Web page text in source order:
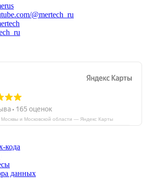
@mertech_ru
Москвы и Московской области — Яндекс Карты
кода
данных